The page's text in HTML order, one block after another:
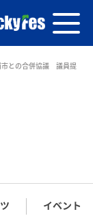
との合併協議 議員提
イベント